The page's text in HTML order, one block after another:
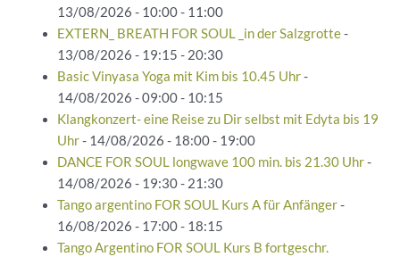
13/08/2026 - 10:00 - 11:00
EXTERN_ BREATH FOR SOUL _in der Salzgrotte-
13/08/2026 - 19:15 - 20:30
Basic Vinyasa Yoga mit Kim bis 10.45 Uhr-
14/08/2026 - 09:00 - 10:15
Klangkonzert- eine Reise zu Dir selbst mit Edyta bis 19
Uhr- 14/08/2026 - 18:00 - 19:00
DANCE FOR SOUL longwave 100 min. bis 21.30 Uhr-
14/08/2026 - 19:30 - 21:30
Tango argentino FOR SOUL Kurs A für Anfänger-
16/08/2026 - 17:00 - 18:15
Tango Argentino FOR SOUL Kurs B fortgeschr.